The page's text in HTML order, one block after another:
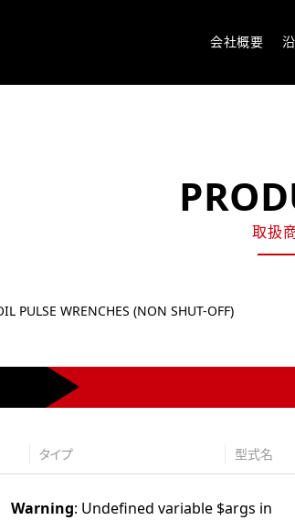
会社概要
取扱
PULSE WRENCHES (NON SHUT-OFF)
タイプ 型式名
Warning: Undefined variable $args in